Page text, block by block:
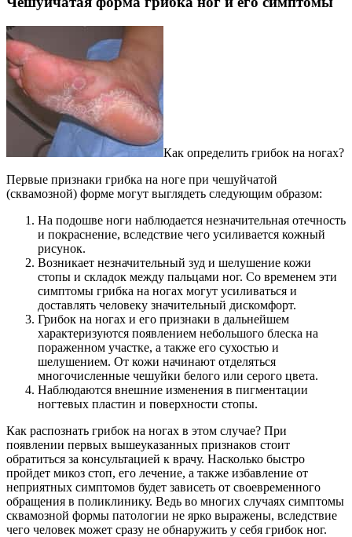
Как определить грибок на ногах?
Первые признаки грибка на ноге при чешуйчатой
(сквамозной) форме могут выглядеть следующим образом:
На подошве ноги наблюдается незначительная отечность
и покраснение, вследствие чего усиливается кожный
рисунок.
Возникает незначительный зуд и шелушение кожи
стопы и складок между пальцами ног. Со временем эти
симптомы грибка на ногах могут усиливаться и
доставлять человеку значительный дискомфорт.
Грибок на ногах и его признаки в дальнейшем
характеризуются появлением небольшого блеска на
пораженном участке, а также его сухостью и
шелушением. От кожи начинают отделяться
многочисленные чешуйки белого или серого цвета.
Наблюдаются внешние изменения в пигментации
ногтевых пластин и поверхности стопы.
Как распознать грибок на ногах в этом случае? При
появлении первых вышеуказанных признаков стоит
обратиться за консультацией к врачу. Насколько быстро
пройдет микоз стоп, его лечение, а также избавление от
неприятных симптомов будет зависеть от своевременного
обращения в поликлинику. Ведь во многих случаях симптомы
сквамозной формы патологии не ярко выражены, вследствие
чего человек может сразу не обнаружить у себя грибок ног.